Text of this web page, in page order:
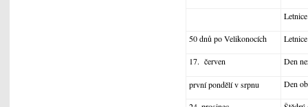
50 dnů po Velikonocích
17. červen Den
první pondělí v srpnu Den